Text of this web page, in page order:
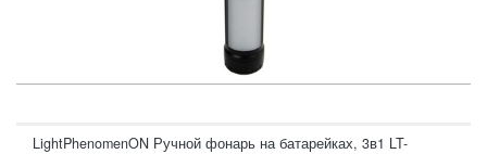
LightPhenomenON Ручной фонарь на батарейках, 3в1 LT-